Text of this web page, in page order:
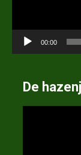
00:00
De